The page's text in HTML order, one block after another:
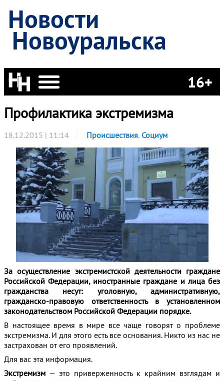
Новости
Новоуральска
16+
Профилактика экстремизма
18.12.2015 | 11:14 Происшествия, Социум
За осуществление экстремистской деятельности граждане
Российской Федерации, иностранные граждане и лица без
гражданства несут: уголовную, административную,
гражданско-правовую ответственность в установленном
законодательством Российской Федерации порядке.
В настоящее время в мире все чаще говорят о проблеме
экстремизма. И для этого есть все основания. Никто из нас не
застрахован от его проявлений.
Для вас эта информация.
Экстремизм — это приверженность к крайним взглядам и